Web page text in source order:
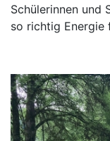
Schülerinnen und
so richtig Energie